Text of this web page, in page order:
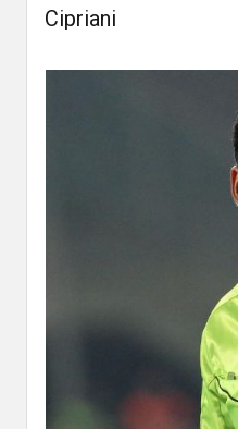
Cipriani